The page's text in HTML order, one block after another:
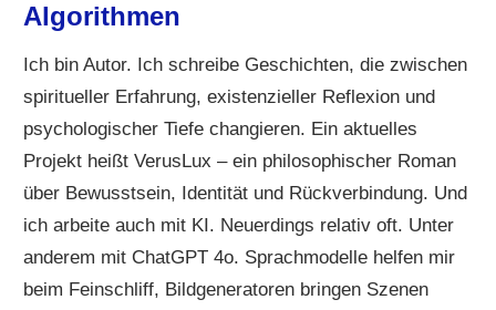
Algorithmen
Ich bin Autor. Ich schreibe Geschichten, die zwischen
spiritueller Erfahrung, existenzieller Reflexion und
psychologischer Tiefe changieren. Ein aktuelles
Projekt heißt VerusLux – ein philosophischer Roman
über Bewusstsein, Identität und Rückverbindung. Und
ich arbeite auch mit KI. Neuerdings relativ oft. Unter
anderem mit ChatGPT 4o. Sprachmodelle helfen mir
beim Feinschliff, Bildgeneratoren bringen Szenen